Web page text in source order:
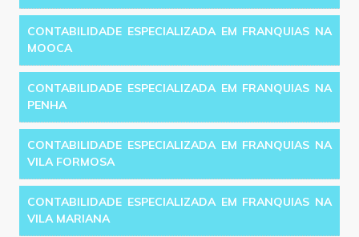
CONTABILIDADE ESPECIALIZADA EM FRANQUIAS NA
MOOCA
CONTABILIDADE ESPECIALIZADA EM FRANQUIAS NA
PENHA
CONTABILIDADE ESPECIALIZADA EM FRANQUIAS NA
VILA FORMOSA
CONTABILIDADE ESPECIALIZADA EM FRANQUIAS NA
VILA MARIANA